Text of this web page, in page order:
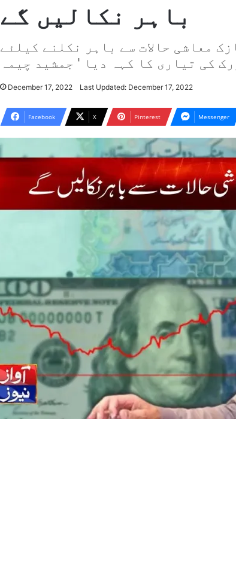
باہر نکالیں گے
معاشی حالات سے باہر نکلنے کیلئے
کی تیاری کا کہہ دیا ' جمشید چیمہ
December 17, 2022 Last Updated: December 17, 2022
Facebook X Pinterest Messenger